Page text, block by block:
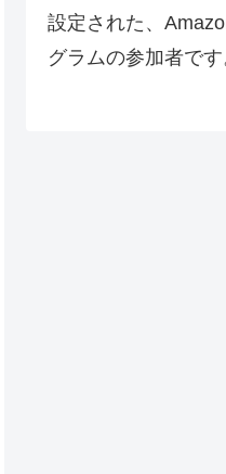
設定された、
グラムの参加者です